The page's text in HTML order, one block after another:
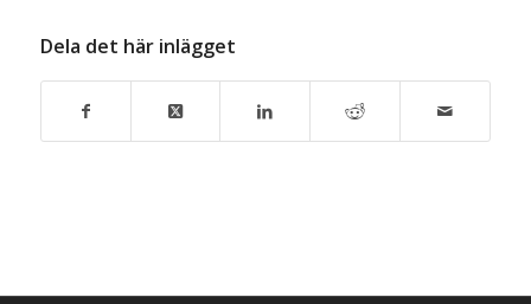
Dela det här inlägget